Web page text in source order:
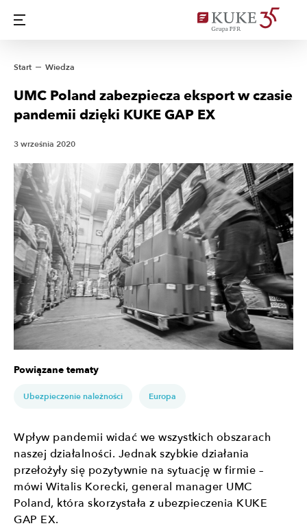
Start Wiedza
UMC Poland zabezpiecza eksport w czasie
pandemii dzięki KUKE GAP EX
3 września 2020
Wpływ pandemii widać we wszystkich obszarach
naszej działalności. Jednak szybkie działania
przełożyły się pozytywnie na sytuację w firmie –
mówi Witalis Korecki, general manager UMC
Poland, która skorzystała z ubezpieczenia KUKE
GAP EX.
Powiązane tematy
Ubezpieczenie należności Europa